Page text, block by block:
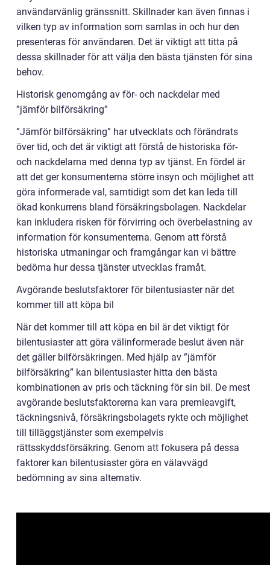
användarvänlig gränssnitt. Skillnader kan även finnas i
vilken typ av information som samlas in och hur den
presenteras för användaren. Det är viktigt att titta på
dessa skillnader för att välja den bästa tjänsten för sina
behov.
Historisk genomgång av för- och nackdelar med
”jämför bilförsäkring”
”Jämför bilförsäkring” har utvecklats och förändrats
över tid, och det är viktigt att förstå de historiska för-
och nackdelarna med denna typ av tjänst. En fördel är
att det ger konsumenterna större insyn och möjlighet att
göra informerade val, samtidigt som det kan leda till
ökad konkurrens bland försäkringsbolagen. Nackdelar
kan inkludera risken för förvirring och överbelastning av
information för konsumenterna. Genom att förstå
historiska utmaningar och framgångar kan vi bättre
bedöma hur dessa tjänster utvecklas framåt.
Avgörande beslutsfaktorer för bilentusiaster när det
kommer till att köpa bil
När det kommer till att köpa en bil är det viktigt för
bilentusiaster att göra välinformerade beslut även när
det gäller bilförsäkringen. Med hjälp av ”jämför
bilförsäkring” kan bilentusiaster hitta den bästa
kombinationen av pris och täckning för sin bil. De mest
avgörande beslutsfaktorerna kan vara premieavgift,
täckningsnivå, försäkringsbolagets rykte och möjlighet
till tilläggstjänster som exempelvis
rättsskyddsförsäkring. Genom att fokusera på dessa
faktorer kan bilentusiaster göra en välavvägd
bedömning av sina alternativ.